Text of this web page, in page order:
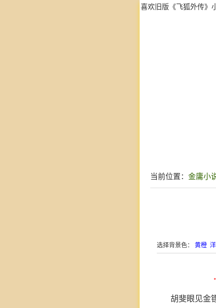
喜欢旧版《飞狐外传》
当前位置： 金庸小
选择背景色： 黄橙
胡斐眼见金